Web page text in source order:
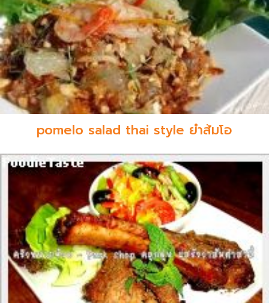
pomelo salad thai style ยำส้มโอ